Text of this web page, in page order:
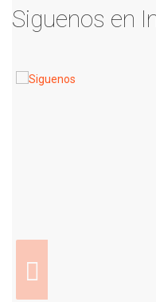
Siguenos en